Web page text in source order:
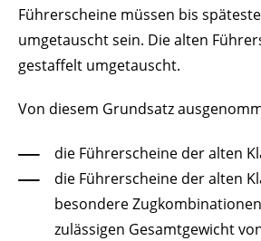
Führerscheine müssen bis
umgetauscht sein. Die alten
gestaffelt umgetauscht.
Von diesem Grundsatz
die Führerscheine der alten
die Führerscheine der alten
besondere
zulässigen Gesamtgewicht